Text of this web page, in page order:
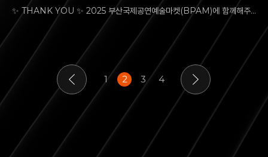
✨ THANK YOU ✨ 2025 부산국제공연예술마켓(BPAM)에 함께해주
신 델리게이트 여러분, 예술단체, 시민 여러분께 깊은 감사의 인사를 드립니
1 2 3 4